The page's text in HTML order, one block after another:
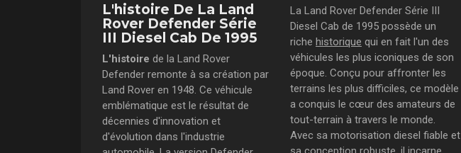
L'histoire De La Land
Rover Defender Série
III Diesel Cab De 1995
L'histoire de la Land Rover
Defender remonte à sa création par
Land Rover en 1948. Ce véhicule
emblématique est le résultat de
décennies d'innovation et
d'évolution dans l'industrie
La Land Rover Defender Série III
Diesel Cab de 1995 possède un
riche historique qui en fait l'un des
véhicules les plus iconiques de son
époque. Conçu pour affronter les
terrains les plus difficiles, ce modèle
a conquis le cœur des amateurs de
tout-terrain à travers le monde.
Avec sa motorisation diesel fiable et